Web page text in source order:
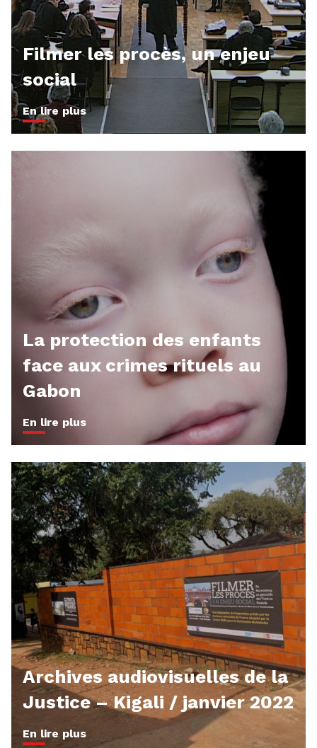
Filmer les procès, un enjeu
social
En lire plus
La protection des enfants
face aux crimes rituels au
Gabon
En lire plus
Archives audiovisuelles de la
Justice – Kigali / janvier 2022
En lire plus